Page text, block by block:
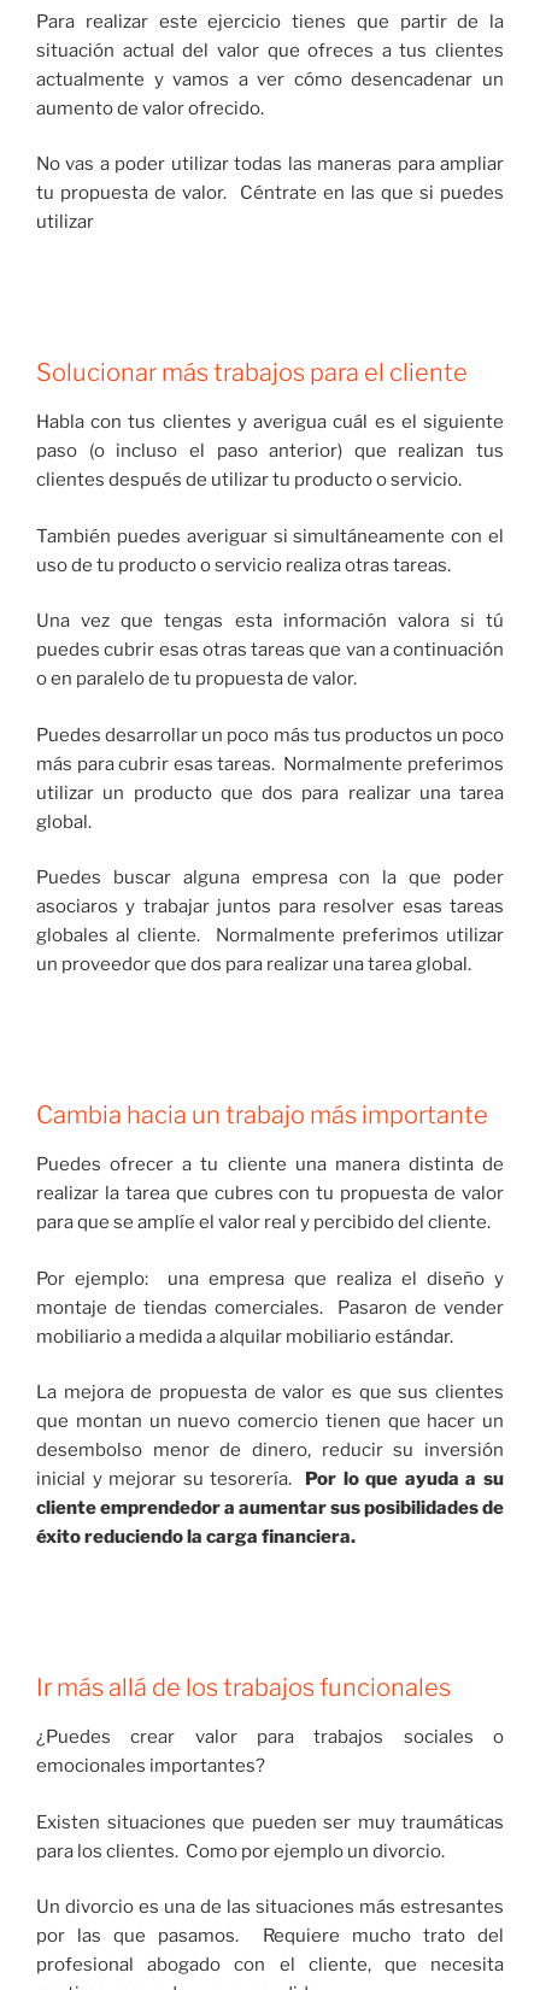
Para realizar este ejercicio tienes que partir de la
situación actual del valor que ofreces a tus clientes
actualmente y vamos a ver cómo desencadenar un
aumento de valor ofrecido.
No vas a poder utilizar todas las maneras para ampliar
tu propuesta de valor. Céntrate en las que si puedes
utilizar
Solucionar más trabajos para el cliente
Habla con tus clientes y averigua cuál es el siguiente
paso (o incluso el paso anterior) que realizan tus
clientes después de utilizar tu producto o servicio.
También puedes averiguar si simultáneamente con el
uso de tu producto o servicio realiza otras tareas.
Una vez que tengas esta información valora si tú
puedes cubrir esas otras tareas que van a continuación
o en paralelo de tu propuesta de valor.
Puedes desarrollar un poco más tus productos un poco
más para cubrir esas tareas. Normalmente preferimos
utilizar un producto que dos para realizar una tarea
global.
Puedes buscar alguna empresa con la que poder
asociaros y trabajar juntos para resolver esas tareas
globales al cliente. Normalmente preferimos utilizar
un proveedor que dos para realizar una tarea global.
Cambia hacia un trabajo más importante
Puedes ofrecer a tu cliente una manera distinta de
realizar la tarea que cubres con tu propuesta de valor
para que se amplíe el valor real y percibido del cliente.
Por ejemplo: una empresa que realiza el diseño y
montaje de tiendas comerciales. Pasaron de vender
mobiliario a medida a alquilar mobiliario estándar.
La mejora de propuesta de valor es que sus clientes
que montan un nuevo comercio tienen que hacer un
desembolso menor de dinero, reducir su inversión
inicial y mejorar su tesorería. Por lo que ayuda a su
cliente emprendedor a aumentar sus posibilidades de
éxito reduciendo la carga financiera.
Ir más allá de los trabajos funcionales
¿Puedes crear valor para trabajos sociales o
emocionales importantes?
Existen situaciones que pueden ser muy traumáticas
para los clientes. Como por ejemplo un divorcio.
Un divorcio es una de las situaciones más estresantes
por las que pasamos. Requiere mucho trato del
profesional abogado con el cliente, que necesita